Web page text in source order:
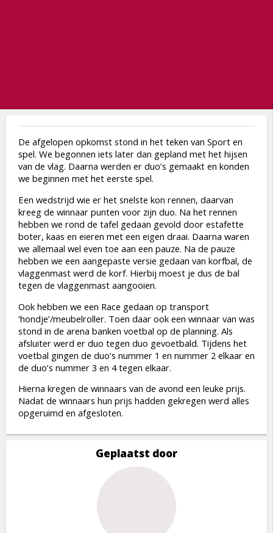
De afgelopen opkomst stond in het teken van Sport en
spel. We begonnen iets later dan gepland met het hijsen
van de vlag. Daarna werden er duo’s gemaakt en konden
we beginnen met het eerste spel.
Een wedstrijd wie er het snelste kon rennen, daarvan
kreeg de winnaar punten voor zijn duo. Na het rennen
hebben we rond de tafel gedaan gevold door estafette
boter, kaas en eieren met een eigen draai. Daarna waren
we allemaal wel even toe aan een pauze. Na de pauze
hebben we een aangepaste versie gedaan van korfbal, de
vlaggenmast werd de korf. Hierbij moest je dus de bal
tegen de vlaggenmast aangooien.
Ook hebben we een Race gedaan op transport
‘hondje’/meubelroller. Toen daar ook een winnaar van was
stond in de arena banken voetbal op de planning. Als
afsluiter werd er duo tegen duo gevoetbald. Tijdens het
voetbal gingen de duo’s nummer 1 en nummer 2 elkaar en
de duo’s nummer 3 en 4 tegen elkaar.
Hierna kregen de winnaars van de avond een leuke prijs.
Nadat de winnaars hun prijs hadden gekregen werd alles
opgeruimd en afgesloten.
Geplaatst door